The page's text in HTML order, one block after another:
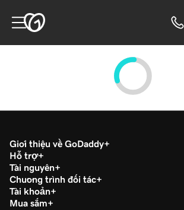
Giới thiệu về GoDaddy
Hỗ trợ
Tài nguyên
Chương trình đối tác
Tài khoản
Mua sắm